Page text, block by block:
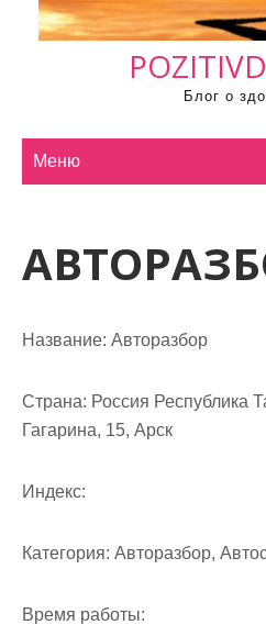
Блог о
Меню
Название: Авторазбор
Страна: Россия Республика
Гагарина, 15, Арск
Индекс:
Категория: Авторазбор,
Время работы: